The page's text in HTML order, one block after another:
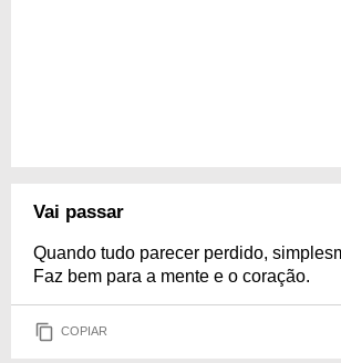
Vai passar
Quando tudo parecer perdido,
Faz bem para a mente e o coração.
COPIAR